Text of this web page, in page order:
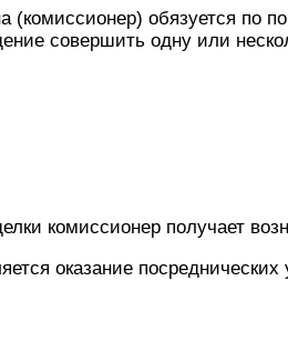
(комиссионер) обязуется по
совершить одну или
комиссионер получает
оказание посреднических